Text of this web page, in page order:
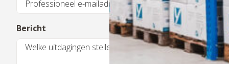
Bericht